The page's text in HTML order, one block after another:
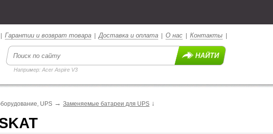
Гарантии и возврат товара |Доставка и оплата О нас Контакты
Например: Acer Aspire V3
UPS → Заменяемые батареи для UPS ↓